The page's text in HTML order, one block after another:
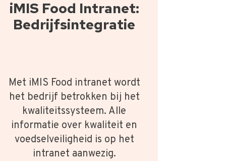
iMIS Food Intranet:
Bedrijfsintegratie
Met iMIS Food intranet wordt
het bedrijf betrokken bij het
kwaliteitssysteem. Alle
informatie over kwaliteit en
voedselveiligheid is op het
intranet aanwezig.